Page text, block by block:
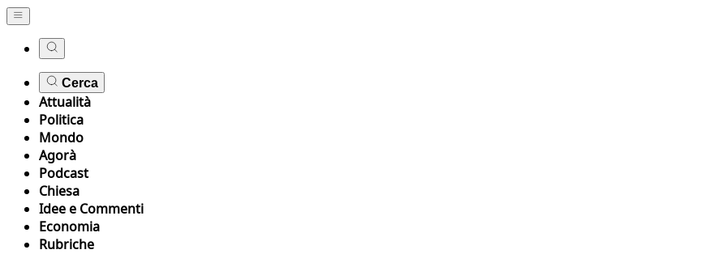
Cerca
Attualità
Politica
Mondo
Agorà
Podcast
Chiesa
Idee e Commenti
Economia
Rubriche